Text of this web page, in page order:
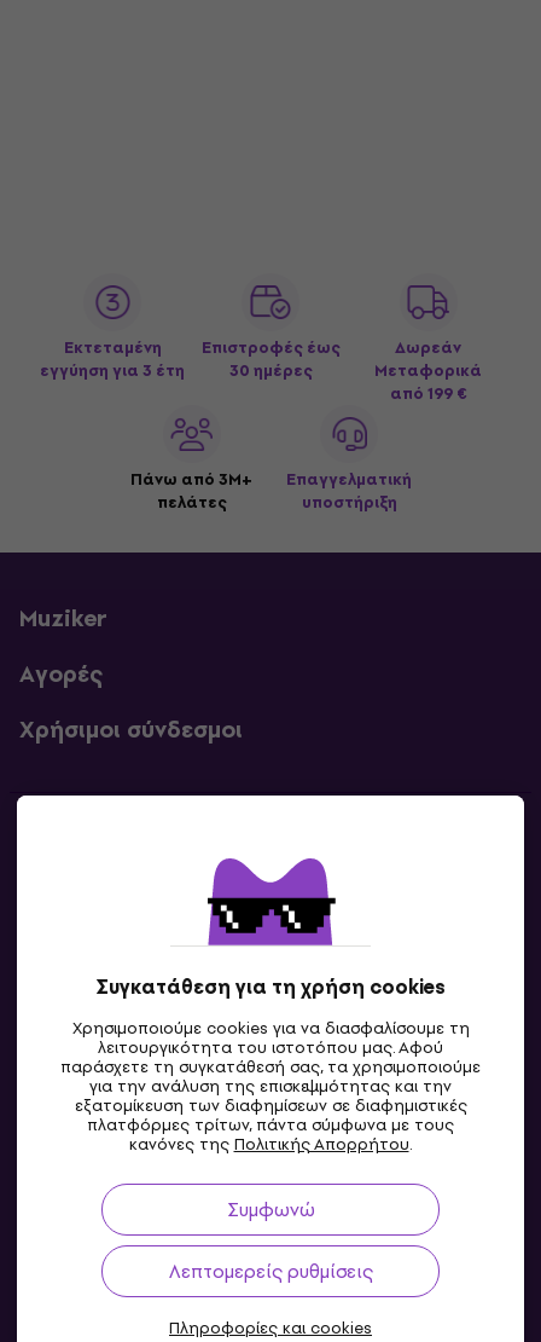
Συγκατάθεση για τη χρήση cookies
Χρησιμοποιούμε cookies για να διασφαλίσουμε τη
λειτουργικότητα του ιστοτόπου μας. Αφού
παράσχετε τη συγκατάθεσή σας, τα χρησιμοποιούμε
για την ανάλυση της επισκεψιμότητας και την
εξατομίκευση των διαφημίσεων σε διαφημιστικές
πλατφόρμες τρίτων, πάντα σύμφωνα με τους
κανόνες τηςΠολιτικής Απορρήτου.
Συμφωνώ
Λεπτομερείς ρυθμίσεις
Πληροφορίες και cookies
Εκτεταμένη
εγγύηση για 3 έτη
Επιστροφές έως
30 ημέρες
Δωρεάν
Μεταφορικά
από 199 €
Πάνω από 3M+
πελάτες
Επαγγελματική
υποστήριξη
Muziker
Αγορές
Χρήσιμοι σύνδεσμοι
Επικοινωνία
GR